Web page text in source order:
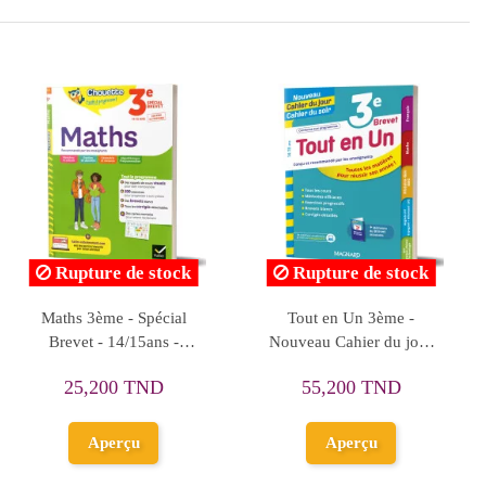
-
et
Rupture de stock
Je Comprends Tout - 3ème
- Toutes les matières -
59,500 TND
Rupture de
Annales Brevet
Histoire-géo-
26,650